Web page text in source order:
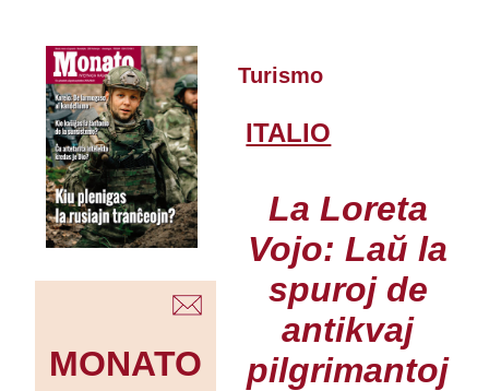
MONATO
Turismo
ITALIO
La Loreta
Vojo: Laŭ la
spuroj de
antikvaj
pilgrimantoj